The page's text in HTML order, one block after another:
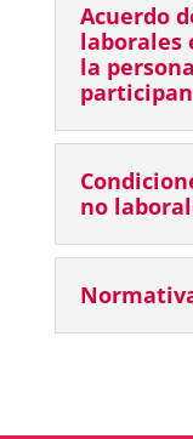
Acuerdo
laborales
la
no